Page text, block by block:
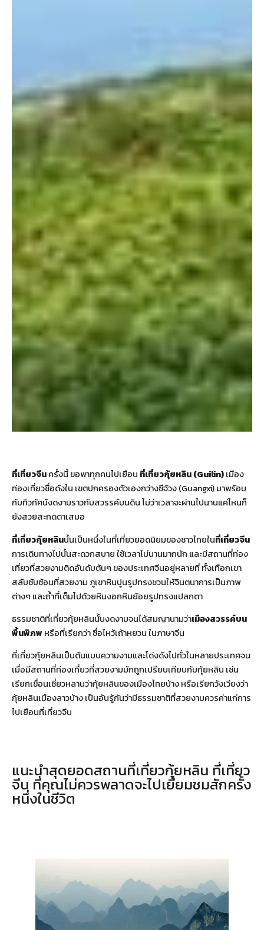
ที่เที่ยวจีนครั้งนี้ ขอพาทุกคนไปเยือน ที่เที่ยวกุ้ยหลิน (Guilin)เมือง
ท่องเที่ยวชื่อดังใน เขตปกครองตัวเองกว่างซีจ้วง (Guangxi) มาพร้อม
กับทิวทัศน์งดงามราวกับสวรรค์บนดิน ไม่ว่าเวลาจะผ่านไปนานแค่ไหนก็
ยังสวยสะกดตาเสมอ
ที่เที่ยวกุ้ยหลินนั้นเป็นหนึ่งในที่เที่ยวยอดนิยมของชาวไทยในที่เที่ยวจีน
การเดินทางไปนั้นสะดวกสบาย ใช้เวลาไม่นานมากนัก และมีสถานที่ท่อง
เที่ยวที่สวยงามติดอันดับต้นๆ ของประเทศจีนอยู่หลายที่ ทั้งเทือกเขา
สลับซับซ้อนที่สวยงาม ภูเขาหินปูนรูปทรงชวนให้จินตนาการเป็นภาพ
ต่างๆ และถ้ำที่เต็มไปด้วยหินงอกหินย้อยรูปทรงแปลกตา
ธรรมชาติที่เที่ยวกุ้ยหลินนั้นงดงามจนได้สมญานามว่าเมืองสวรรค์บน
พื้นพิภพ หรือที่เรียกว่า ซื่อไหว้เถ้าหยวน ในภาษาจีน
ที่เที่ยวกุ้ยหลินเป็นต้นแบบความงามและโด่งดังไปทั่วในหลายประเทศจน
เมื่อมีสถานที่ท่องเที่ยวที่สวยงามมักถูกเปรียบเทียบกับกุ้ยหลิน เช่น
เรียกเขื่อนเชี่ยวหลานว่ากุ้ยหลินของเมืองไทยบ้าง หรือเรียกวังเวียงว่า
กุ้ยหลินเมืองลาวบ้าง เป็นอันรู้กันว่ามีธรรมชาติที่สวยงามควรค่าแก่การ
ไปเยือนที่เที่ยวจีน
แนะนำสุดยอดสถานที่เที่ยวกุ้ยหลิน ที่เที่ยว
จีน ที่คุณไม่ควรพลาดจะไปเยี่ยมชมสักครั้ง
หนึ่งในชีวิต